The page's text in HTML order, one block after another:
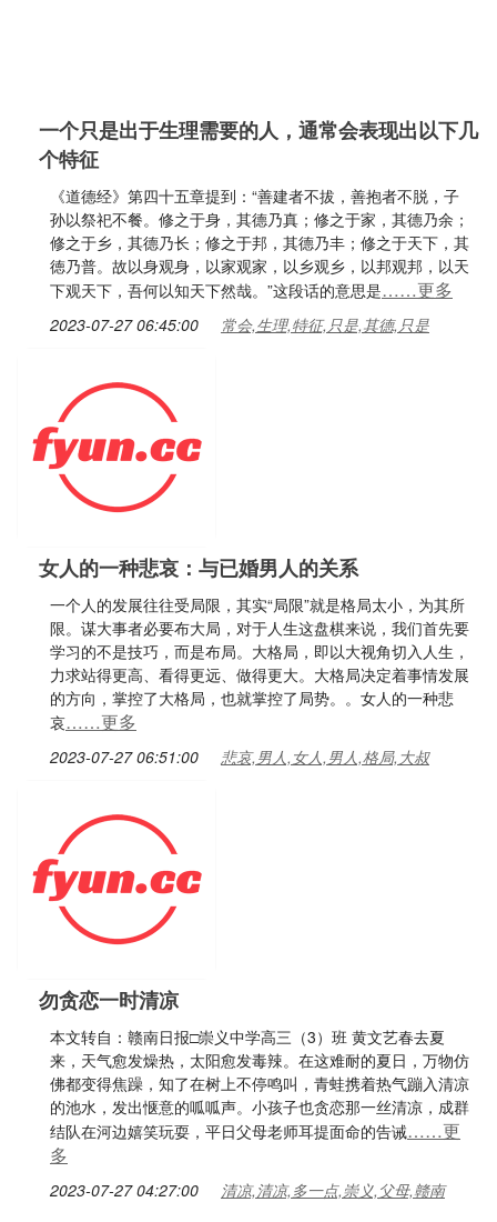
一个只是出于生理需要的人，通常会表现出以下几
个特征
《道德经》第四十五章提到：“善建者不拔，善抱者不脱，子
孙以祭祀不餐。修之于身，其德乃真；修之于家，其德乃余；
修之于乡，其德乃长；修之于邦，其德乃丰；修之于天下，其
徳乃普。故以身观身，以家观家，以乡观乡，以邦观邦，以天
下观天下，吾何以知天下然哉。”这段话的意思是……更多
2023-07-27 06:45:00 常会,生理,特征,只是,其德,只是
女人的一种悲哀：与已婚男人的关系
一个人的发展往往受局限，其实“局限”就是格局太小，为其所
限。谋大事者必要布大局，对于人生这盘棋来说，我们首先要
学习的不是技巧，而是布局。大格局，即以大视角切入人生，
力求站得更高、看得更远、做得更大。大格局决定着事情发展
的方向，掌控了大格局，也就掌控了局势。。女人的一种悲
哀……更多
2023-07-27 06:51:00 悲哀,男人,女人,男人,格局,大叔
勿贪恋一时清凉
本文转自：赣南日报□崇义中学高三（3）班 黄文艺春去夏
来，天气愈发燥热，太阳愈发毒辣。在这难耐的夏日，万物仿
佛都变得焦躁，知了在树上不停鸣叫，青蛙携着热气蹦入清凉
的池水，发出惬意的呱呱声。小孩子也贪恋那一丝清凉，成群
结队在河边嬉笑玩耍，平日父母老师耳提面命的告诫……更
多
2023-07-27 04:27:00 清凉,清凉,多一点,崇义,父母,赣南